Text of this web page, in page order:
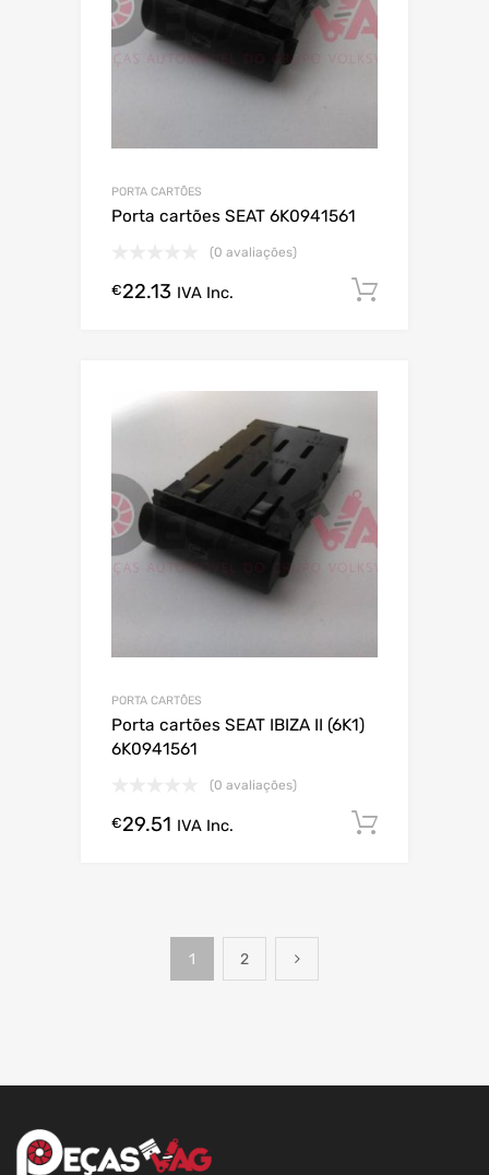
PORTA CARTÕES
Porta cartões SEAT 6K0941561
(0 avaliações)
€22.13 IVA Inc.
PORTA CARTÕES
Porta cartões SEAT IBIZA II (6K1)
6K0941561
(0 avaliações)
€29.51 IVA Inc.
1 2